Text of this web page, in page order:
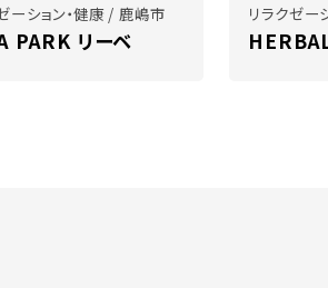
ーション・健康 / 鹿嶋市
PARK リーベ
リラクゼー